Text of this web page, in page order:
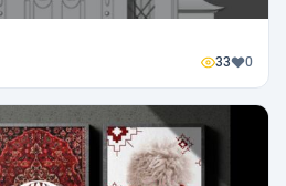
33 0